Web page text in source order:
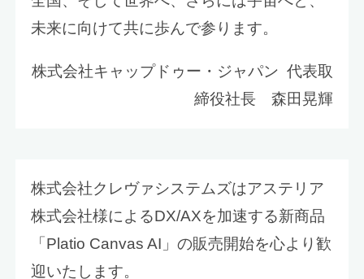
未来に向けて共に歩んで参ります。
株式会社キャップドゥー・ジャパン 代表取
締役社長 森田晃輝
株式会社クレヴァシステムズはアステリア
株式会社様によるDX/AXを加速する新商品
「Platio Canvas AI」の販売開始を心より歓
迎いたします。